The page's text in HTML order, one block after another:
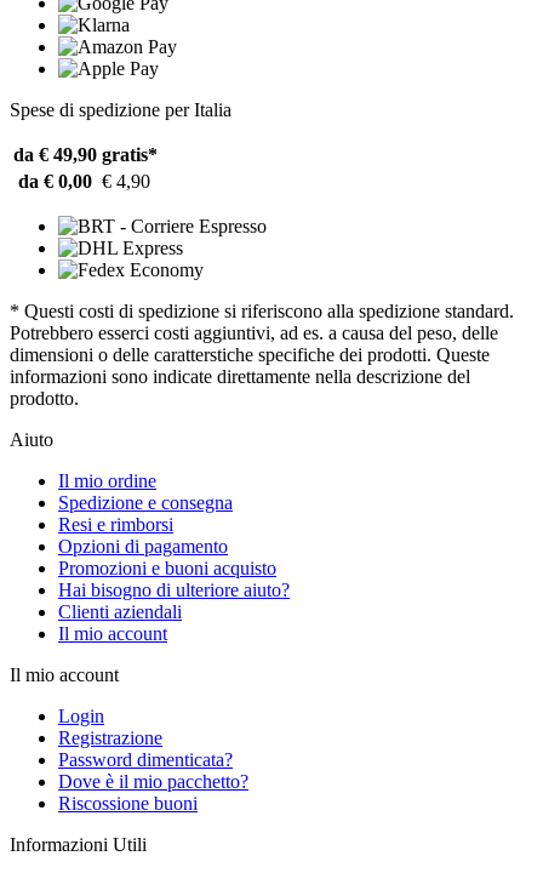
Spese di spedizione per Italia
da € 49,90 gratis*
da € 0,00 € 4,90
* Questi costi di spedizione si riferiscono alla spedizione standard.
Potrebbero esserci costi aggiuntivi, ad es. a causa del peso, delle
dimensioni o delle caratterstiche specifiche dei prodotti. Queste
informazioni sono indicate direttamente nella descrizione del
prodotto.
Aiuto
Il mio ordine
Spedizione e consegna
Resi e rimborsi
Opzioni di pagamento
Promozioni e buoni acquisto
Hai bisogno di ulteriore aiuto?
Clienti aziendali
Il mio account
Il mio account
Login
Registrazione
Password dimenticata?
Dove è il mio pacchetto?
Riscossione buoni
Informazioni Utili